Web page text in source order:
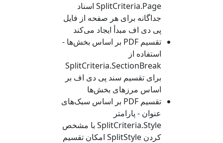
SplitCriteria.Page اسناد
جداگانه برای هر صفحه از فایل
پی دی اف مبدأ ایجاد می‌کند
تقسیم PDF بر اساس بخش‌ها -
استفاده از
SplitCriteria.SectionBreak
برای تقسیم سند پی دی اف بر
اساس مرزهای بخش‌ها
تقسیم PDF بر اساس سبک‌های
عنوان - پارامتر
SplitCriteria.Style با مشخص
کردن SplitStyle امکان تقسیم